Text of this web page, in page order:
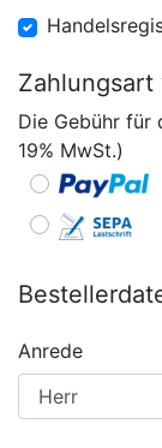
Zahlungsart
Die Gebühr für
19% MwSt.)
Anrede